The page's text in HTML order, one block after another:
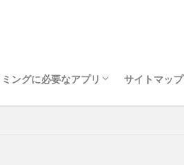
ングに必要なアプリ
ミングを行うためのコンピュータ環
のセキュリティ対策を行おう
Code をインストールしよう
イピングとプログラミング ・・・
サイトマップ
ラインドタッチ